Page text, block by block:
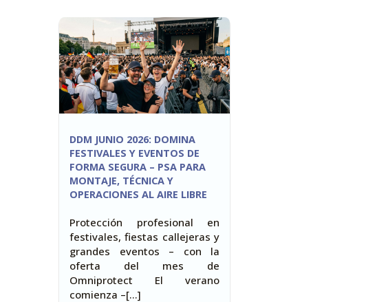
DDM JUNIO 2026: DOMINA
FESTIVALES Y EVENTOS DE
FORMA SEGURA – PSA PARA
MONTAJE, TÉCNICA Y
OPERACIONES AL AIRE LIBRE
Protección profesional en
festivales, fiestas callejeras y
grandes eventos – con la
oferta del mes de
Omniprotect El verano
comienza –[…]